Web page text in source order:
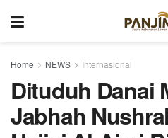
Home NEWS Internasional
Dituduh Danai
Jabhah